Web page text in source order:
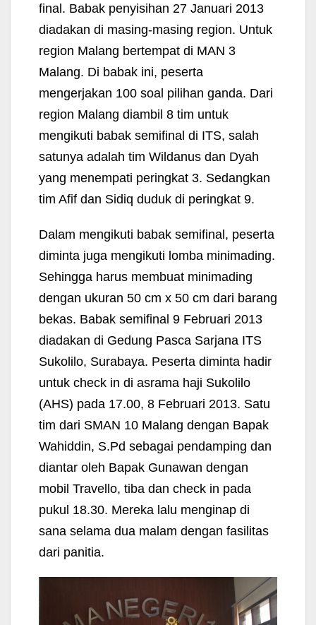
final. Babak penyisihan 27 Januari 2013
diadakan di masing-masing region. Untuk
region Malang bertempat di MAN 3
Malang. Di babak ini, peserta
mengerjakan 100 soal pilihan ganda. Dari
region Malang diambil 8 tim untuk
mengikuti babak semifinal di ITS, salah
satunya adalah tim Wildanus dan Dyah
yang menempati peringkat 3. Sedangkan
tim Afif dan Sidiq duduk di peringkat 9.
Dalam mengikuti babak semifinal, peserta
diminta juga mengikuti lomba minimading.
Sehingga harus membuat minimading
dengan ukuran 50 cm x 50 cm dari barang
bekas. Babak semifinal 9 Februari 2013
diadakan di Gedung Pasca Sarjana ITS
Sukolilo, Surabaya. Peserta diminta hadir
untuk check in di asrama haji Sukolilo
(AHS) pada 17.00, 8 Februari 2013. Satu
tim dari SMAN 10 Malang dengan Bapak
Wahiddin, S.Pd sebagai pendamping dan
diantar oleh Bapak Gunawan dengan
mobil Travello, tiba dan check in pada
pukul 18.30. Mereka lalu menginap di
sana selama dua malam dengan fasilitas
dari panitia.